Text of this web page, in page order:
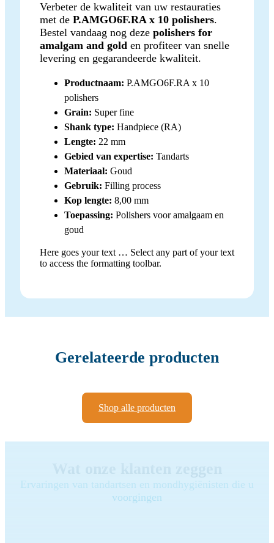
Verbeter de kwaliteit van uw restauraties
met de P.AMGO6F.RA x 10 polishers.
Bestel vandaag nog deze polishers for
amalgam and gold en profiteer van snelle
levering en gegarandeerde kwaliteit.
Productnaam: P.AMGO6F.RA x 10
polishers
Grain: Super fine
Shank type: Handpiece (RA)
Lengte: 22 mm
Gebied van expertise: Tandarts
Materiaal: Goud
Gebruik: Filling process
Kop lengte: 8,00 mm
Toepassing: Polishers voor amalgaam en
goud
Here goes your text … Select any part of your text
to access the formatting toolbar.
Gerelateerde producten
Shop alle producten
Ervaringen van tandartsen en mondhygiënisten die u
voorgingen